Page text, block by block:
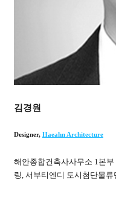
김경원
Designer, Haeahn Architecture
해안종합건축사사무소 1본
링, 서부티엔디 도시첨단물